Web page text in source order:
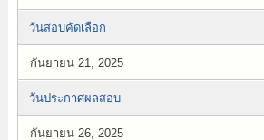
วันสอบคัดเลือก
กันยายน 21, 2025
วันประกาศผลสอบ
กันยายน 26, 2025